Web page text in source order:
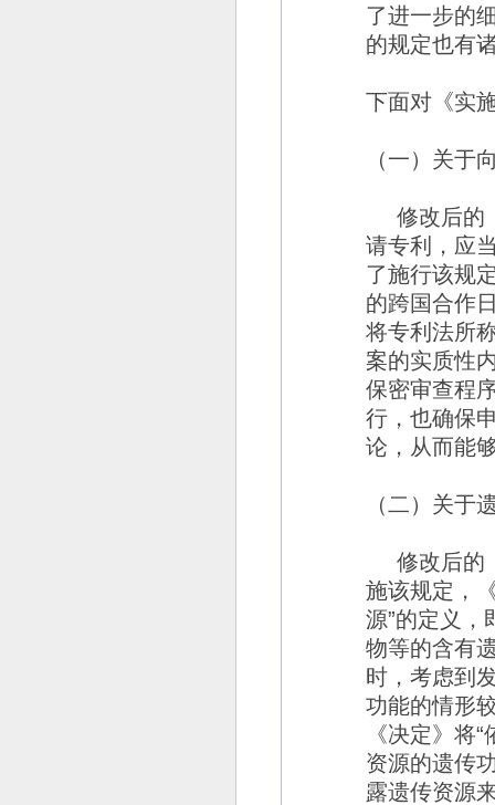
了进一步的
的规定也有
下面对《实
（一）关于
修改后的
请专利，应
了施行该规
的跨国合作
将专利法所
案的实质性
保密审查程
行，也确保
论，从而能
（二）关于
修改后的
施该规定，
源”的定义，
物等的含有
时，考虑到
功能的情形
《决定》将“
资源的遗传
露遗传资源